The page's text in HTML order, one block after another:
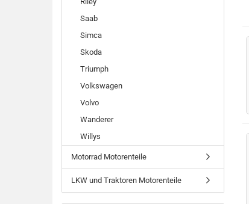
Saab
Simca
Skoda
Triumph
Volkswagen
Volvo
Wanderer
Willys
Motorrad Motorenteile
LKW und Traktoren Motorenteile